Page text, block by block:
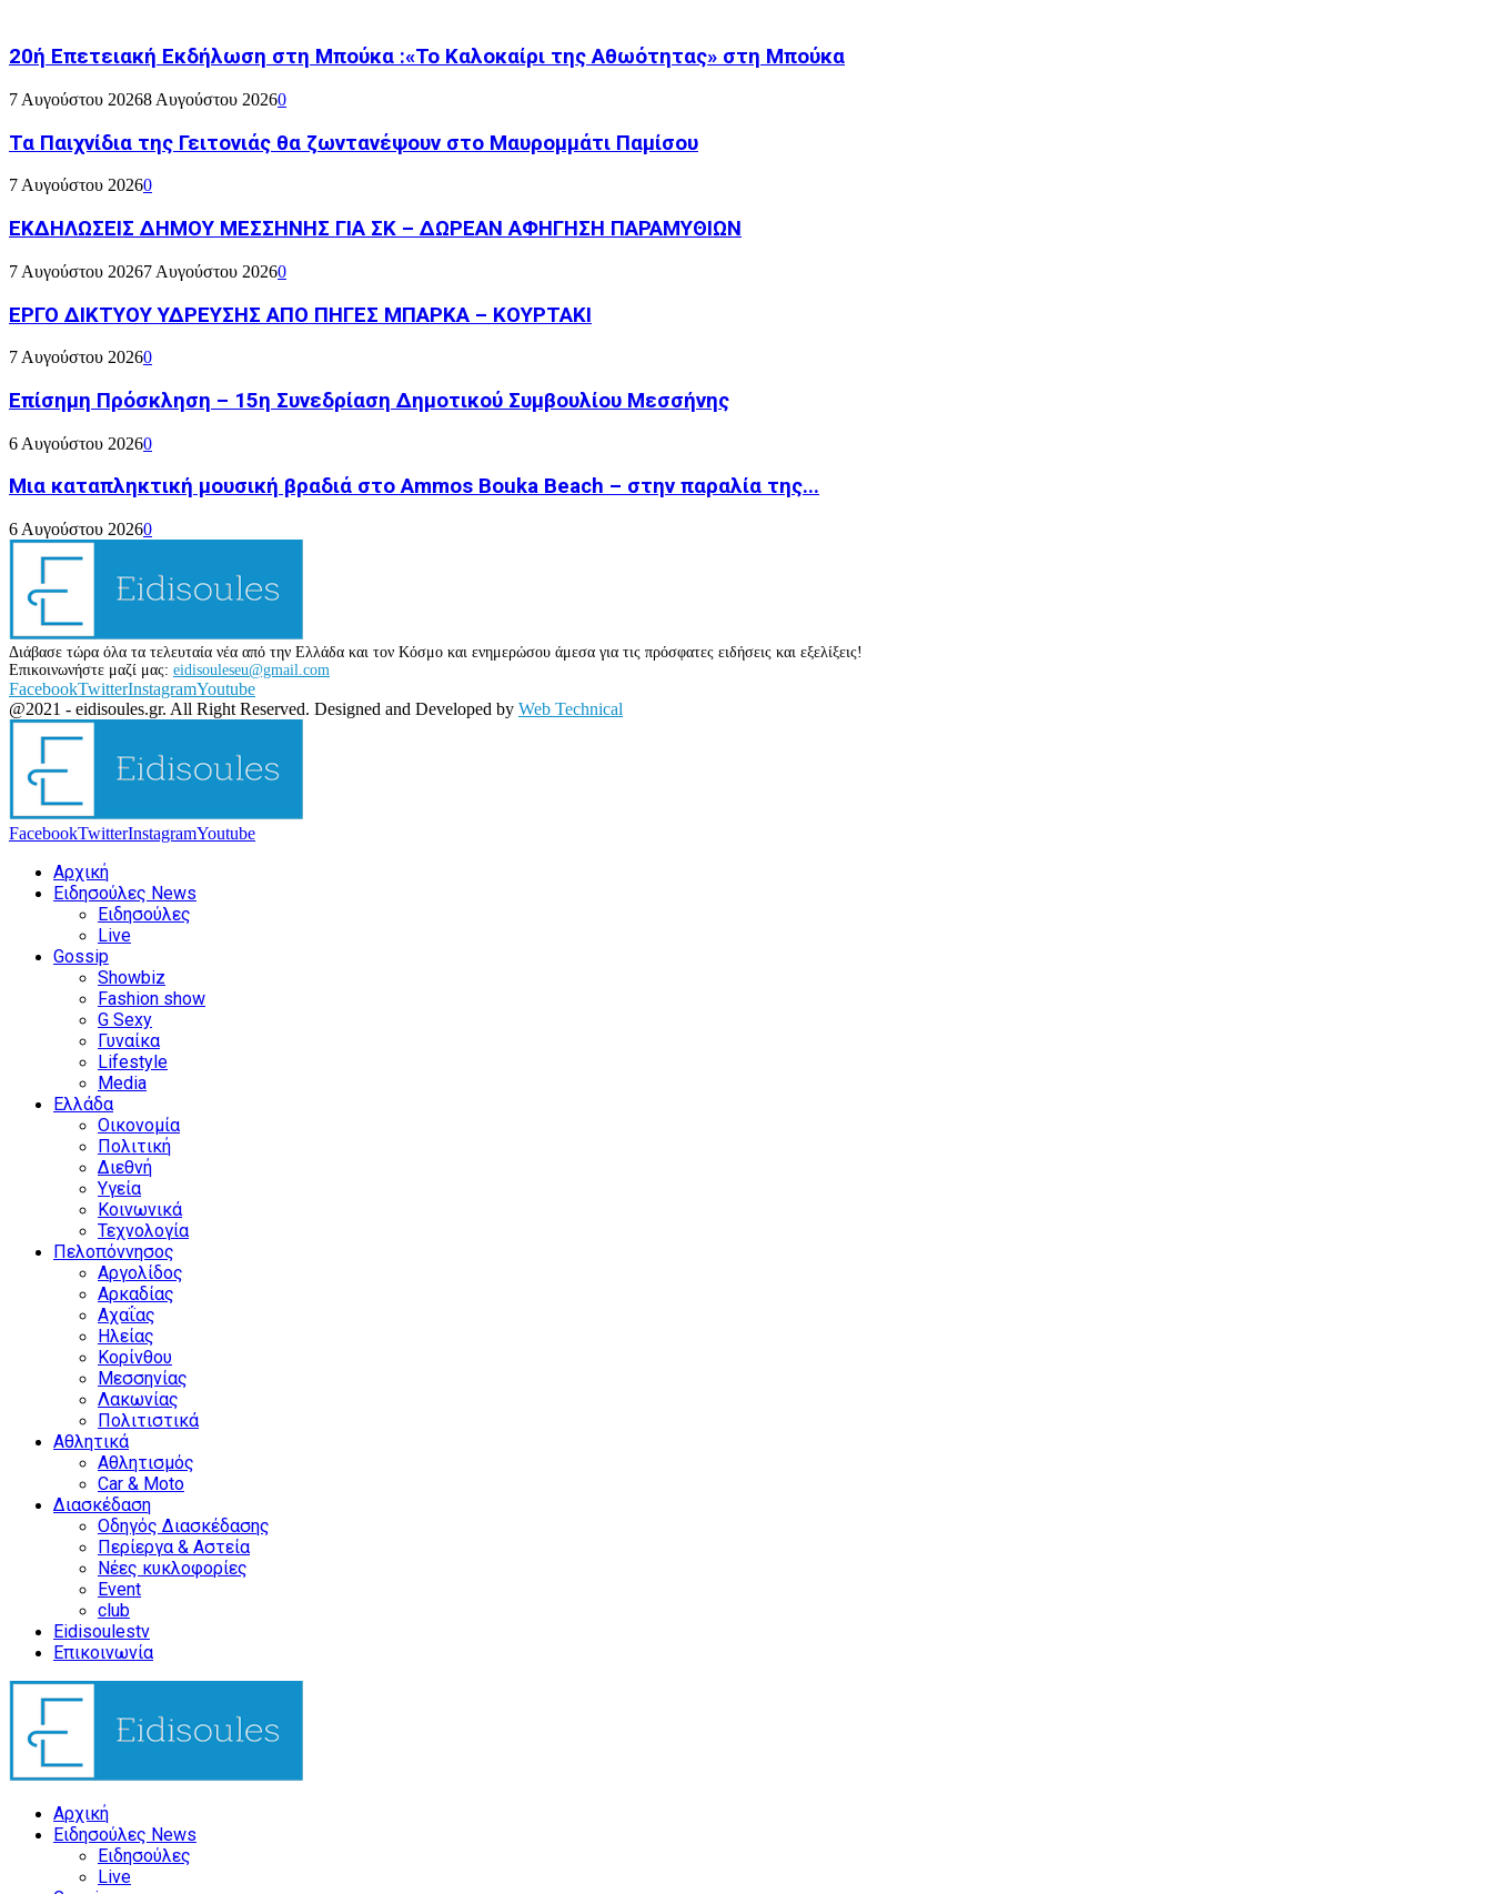
20ή Επετειακή Εκδήλωση στη Μπούκα :«Το Καλοκαίρι της Αθωότητας» στη Μπούκα
7 Αυγούστου 20268 Αυγούστου 20260
Τα Παιχνίδια της Γειτονιάς θα ζωντανέψουν στο Μαυρομμάτι Παμίσου
7 Αυγούστου 20260
ΕΚΔΗΛΩΣΕΙΣ ΔΗΜΟΥ ΜΕΣΣΗΝΗΣ ΓΙΑ ΣΚ – ΔΩΡΕΑΝ ΑΦΗΓΗΣΗ ΠΑΡΑΜΥΘΙΩΝ
7 Αυγούστου 20267 Αυγούστου 20260
ΕΡΓΟ ΔΙΚΤΥΟΥ ΥΔΡΕΥΣΗΣ ΑΠΟ ΠΗΓΕΣ ΜΠΑΡΚΑ – ΚΟΥΡΤΑΚΙ
7 Αυγούστου 20260
Επίσημη Πρόσκληση – 15η Συνεδρίαση Δημοτικού Συμβουλίου Μεσσήνης
6 Αυγούστου 20260
Μια καταπληκτική μουσική βραδιά στο Ammos Bouka Beach – στην παραλία της...
6 Αυγούστου 20260
Διάβασε τώρα όλα τα τελευταία νέα από την Ελλάδα και τον Κόσμο και ενημερώσου άμεσα για τις πρόσφατες ειδήσεις και εξελίξεις!
Επικοινωνήστε μαζί μας: eidisouleseu@gmail.com
FacebookTwitterInstagramYoutube
@2021 - eidisoules.gr. All Right Reserved. Designed and Developed by Web Technical
FacebookTwitterInstagramYoutube
Αρχική
Ειδησούλες News
Ειδησούλες
Live
Gossip
Showbiz
Fashion show
G Sexy
Γυναίκα
Lifestyle
Media
Ελλάδα
Οικονομία
Πολιτική
Διεθνή
Υγεία
Κοινωνικά
Τεχνολογία
Πελοπόννησος
Αργολίδος
Αρκαδίας
Αχαΐας
Ηλείας
Κορίνθου
Μεσσηνίας
Λακωνίας
Πολιτιστικά
Αθλητικά
Αθλητισμός
Car & Moto
Διασκέδαση
Οδηγός Διασκέδασης
Περίεργα & Αστεία
Νέες κυκλοφορίες
Event
club
Eidisoulestv
Επικοινωνία
Αρχική
Ειδησούλες News
Ειδησούλες
Live